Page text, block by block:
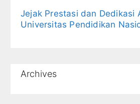
Jejak Prestasi dan Dedikasi
Universitas Pendidikan
Archives